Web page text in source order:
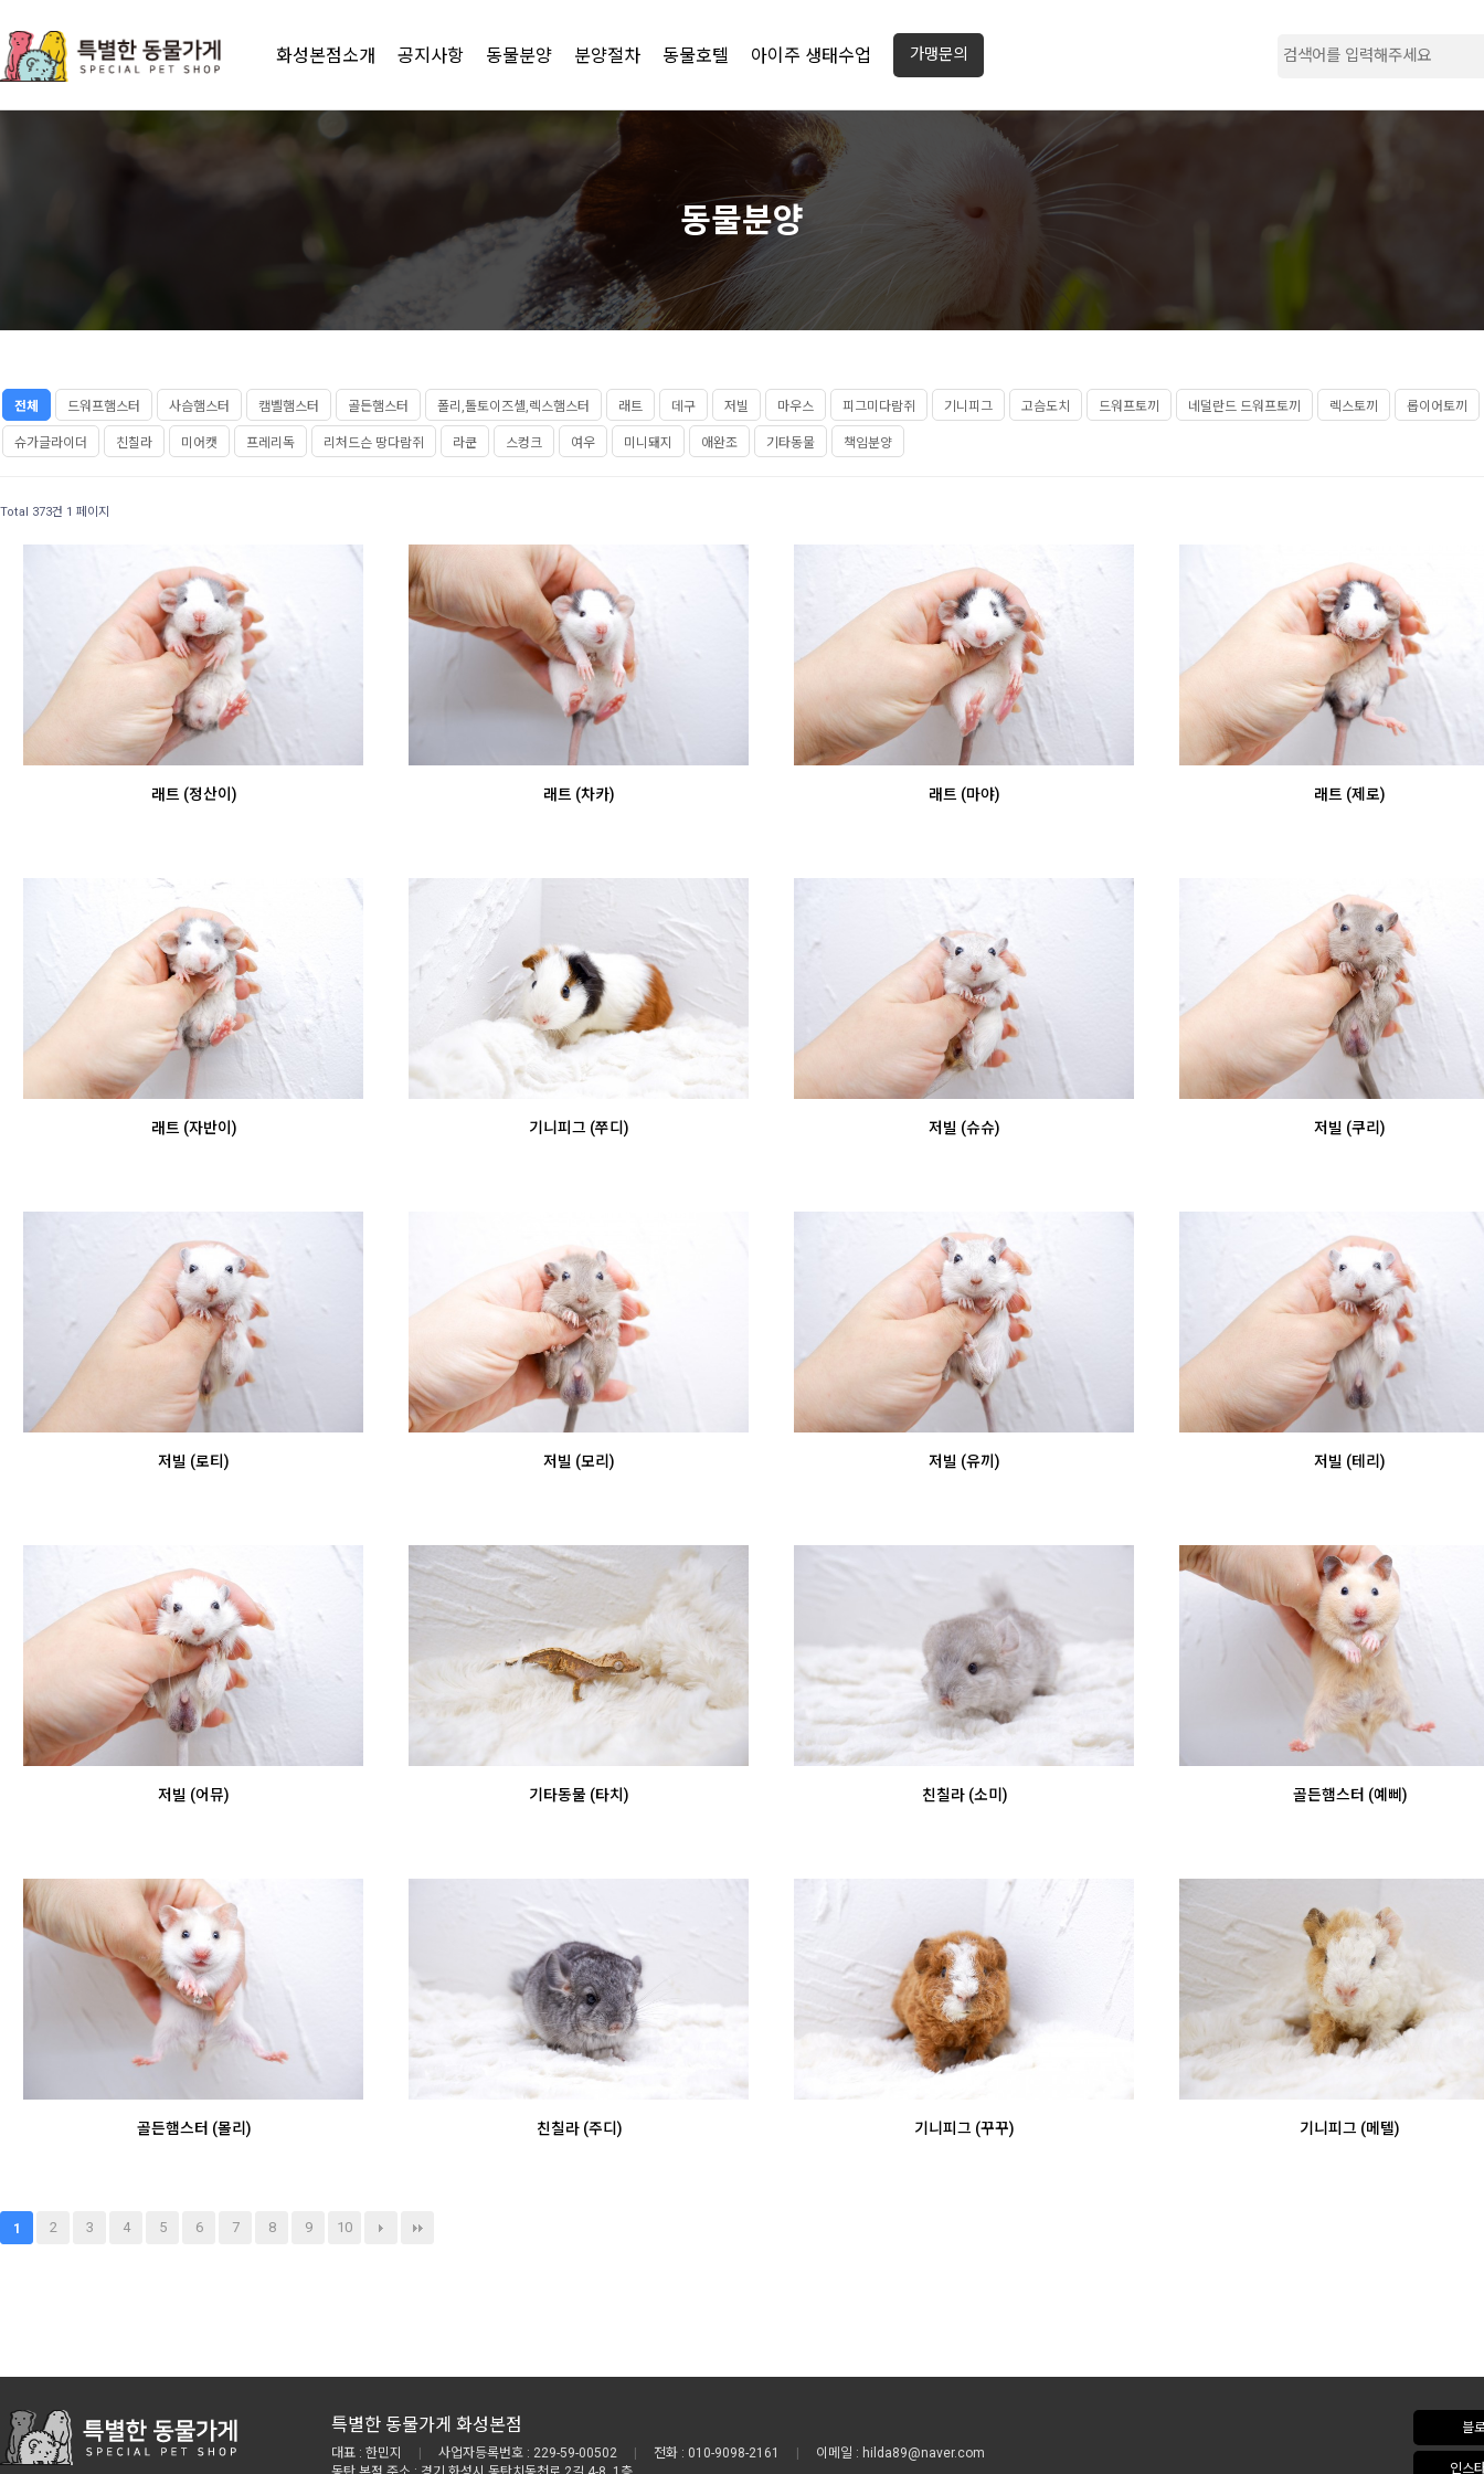
화성본점소개 공지사항 동물분양 분양절차 동물호텔 아이주 생태수업 가맹문의
동물분양
전체 드워프햄스터 사슴햄스터 캠벨햄스터 골든햄스터 폴리,톨토이즈셸,렉스햄스터 래트 데구 저빌 마우스 피그미다람쥐 기니피그 고슴도치 드워프토끼 네덜란드 드워프토끼 렉스토끼 롭이어토끼
슈가글라이더 친칠라 미어캣 프레리독 리처드슨 땅다람쥐 라쿤 스컹크 여우 미니돼지 애완조 기타동물 책임분양
Total 373건 1 페이지
래트 (정산이) 래트 (차카) 래트 (마야) 래트 (제로)
래트 (자반이) 기니피그 (쭈디) 저빌 (슈슈) 저빌 (쿠리)
저빌 (로티) 저빌 (모리) 저빌 (유끼) 저빌 (테리)
저빌 (어뮤) 기타동물 (타치) 친칠라 (소미) 골든햄스터 (예삐)
골든햄스터 (몰리) 친칠라 (주디) 기니피그 (꾸꾸) 기니피그 (메텔)
1 2 3 4 5 6 7 8 9 10
특별한 동물가게 화성본점
대표 : 한민지 사업자등록번호 : 229-59-00502 전화 : 010-9098-2161
이메일 : hilda89@naver.com
블
인스